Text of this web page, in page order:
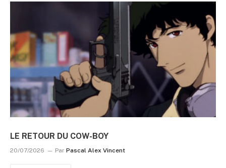
LE RETOUR DU COW-BOY
20/07/2026 Par Pascal Alex Vincent